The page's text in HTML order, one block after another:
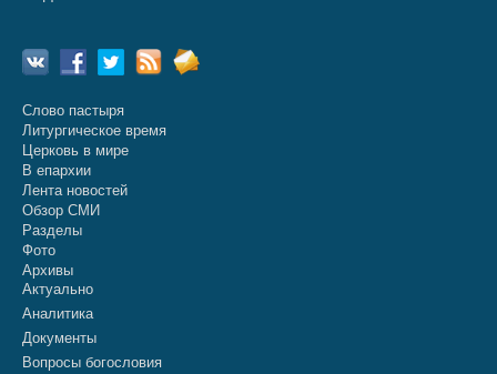
Слово пастыря
Литургическое время
Церковь в мире
В епархии
Лента новостей
Обзор СМИ
Разделы
Фото
Архивы
Актуально
Аналитика
Документы
Вопросы богословия